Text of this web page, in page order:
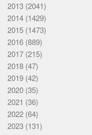
2013 (2041)
2014 (1429)
2015 (1473)
2016 (889)
2017 (215)
2018 (47)
2019 (42)
2020 (35)
2021 (36)
2022 (64)
2023 (131)